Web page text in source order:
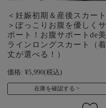
＜妊娠初期＆産後スカート
＞ぽっこりお腹を優しくサ
ポート！お腹サポートde美
ラインロングスカート（着
丈が選べる！）
価格: ¥5,990(税込)
在庫を確認する